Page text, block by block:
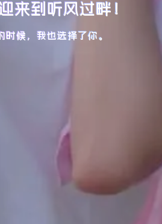
来到听风过畔！
时候，我也选择了你。